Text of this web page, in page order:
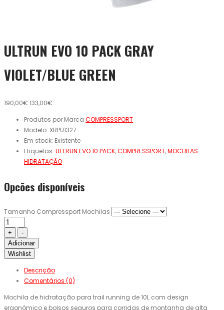
ULTRUN EVO 10 PACK GRAY
VIOLET/BLUE GREEN
190,00€ 133,00€
Produtos por Marca COMPRESSPORT
Modelo: XRPU1327
Em stock: Existente
Etiquetas: ULTRUN EVO 10 PACK,COMPRESSPORT,MOCHILAS
HIDRATAÇÃO
Opcões disponíveis
Tamanho Compressport Mochilas
Adicionar
Wishlist
Descrição
Comentários (0)
Mochila de hidratação para trail running de 10L com design
ergonómico e bolsos seguros para corridas de montanha de alta